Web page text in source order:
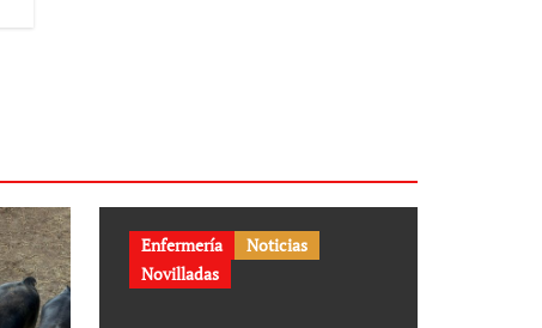
Enfermería
Noticias
Novilladas